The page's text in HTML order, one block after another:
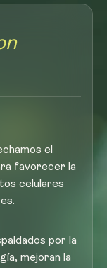
el
favorecer la
celulares
por la
mejoran la